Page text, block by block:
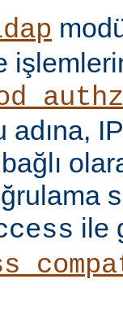
adına,
ile